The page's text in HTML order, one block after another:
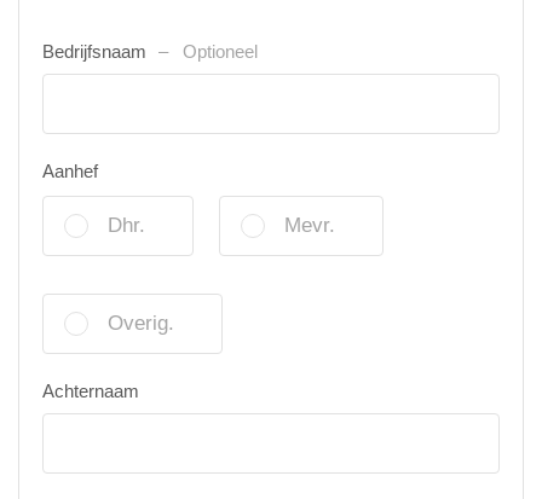
Bedrijfsnaam Optioneel
Aanhef
Dhr. Mevr.
Overig.
Achternaam